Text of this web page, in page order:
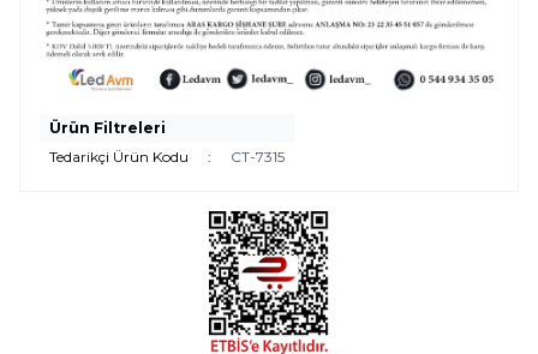
Ürün Filtreleri
Tedarikçi Ürün Kodu
: CT-7315